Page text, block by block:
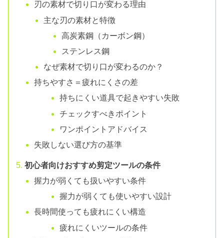
刃の素材で切り口が変わる理由
主な刃の素材と特徴
高炭素鋼（カーボン鋼）
ステンレス鋼
なぜ素材で切り口が変わるのか？
持ちやすさ＝疲れにくさの差
持ちにくい道具で起きやすい失敗
チェックすべきポイント
ワンポイントアドバイス
失敗しない選び方の基準
初心者向けおすすめ剪定ツールの条件
握力が弱くても扱いやすい条件
握力が弱くても使いやすい設計
長時間使っても疲れにくい構造
疲れにくいツールの条件